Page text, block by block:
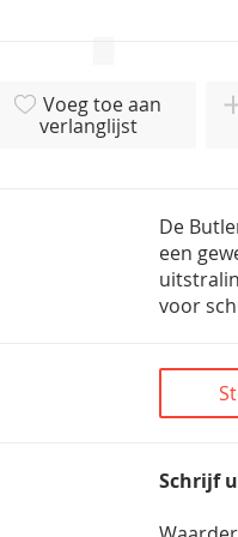
Voeg toe aan
verlanglijst
De
een
voor
Schrijf